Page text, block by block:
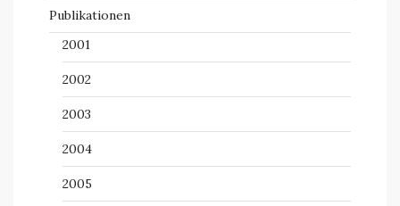
Publikationen
2001
2002
2003
2004
2005